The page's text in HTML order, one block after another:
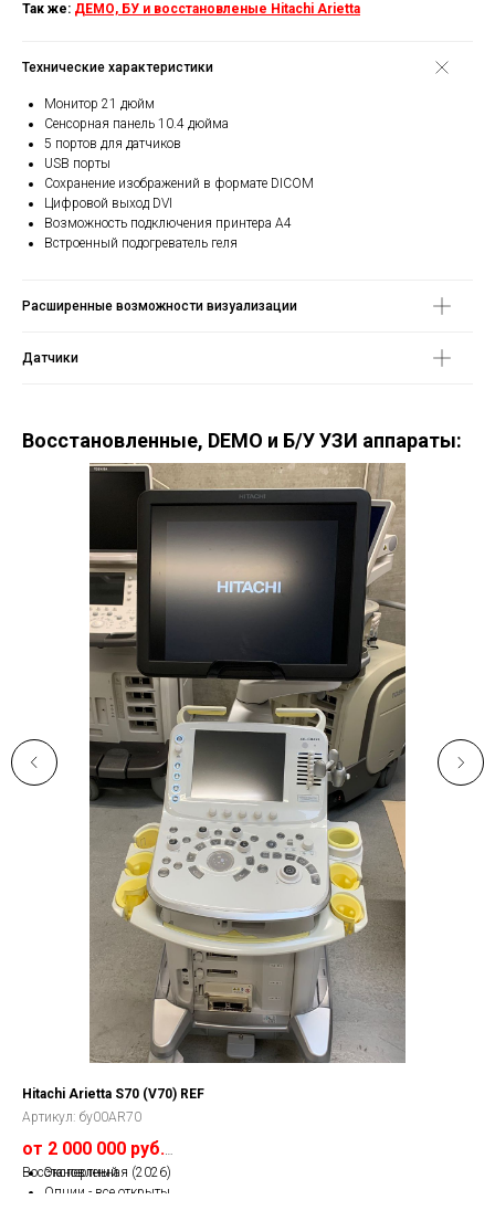
Так же: ДЕМО, БУ и восcтановленые Hitachi Arietta
Технические характеристики
Монитор 21 дюйм
Сенсорная панель 10.4 дюйма
5 портов для датчиков
USB порты
Сохранение изображений в формате DICOM
Цифровой выход DVI
Возможность подключения принтера А4
Встроенный подогреватель геля
Расширенные возможности визуализации
Датчики
Восстановленные, DEMO и Б/У УЗИ аппараты:
Hitachi Arietta S70 (V70) REF
Артикул: бу00AR70
от 2 000 000 руб.
Восстановленная (2026)
Экспертный
Опции - все открыты